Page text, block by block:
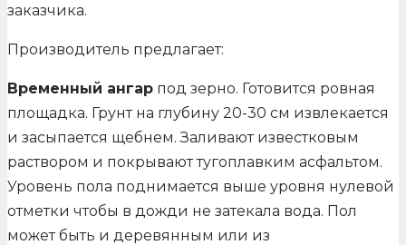
заказчика.
Производитель предлагает:
Временный ангар под зерно. Готовится ровная
площадка. Грунт на глубину 20-30 см извлекается
и засыпается щебнем. Заливают известковым
раствором и покрывают тугоплавким асфальтом.
Уровень пола поднимается выше уровня нулевой
отметки чтобы в дожди не затекала вода. Пол
может быть и деревянным или из